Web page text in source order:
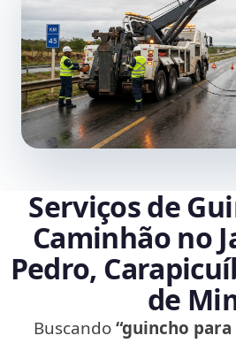
Serviços de
Caminhão no
Pedro,
de
Buscando“guincho